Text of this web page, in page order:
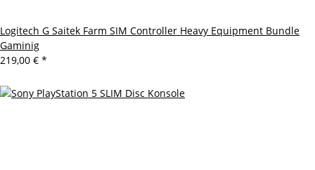
Logitech G Saitek Farm SIM Controller Heavy Equipment Bundle
Gaminig
219,00 € *